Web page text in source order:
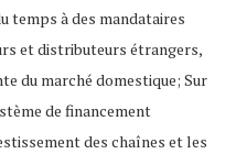
temps à des mandataires
et distributeurs étrangers,
du marché domestique; Sur
de financement
des chaînes et les